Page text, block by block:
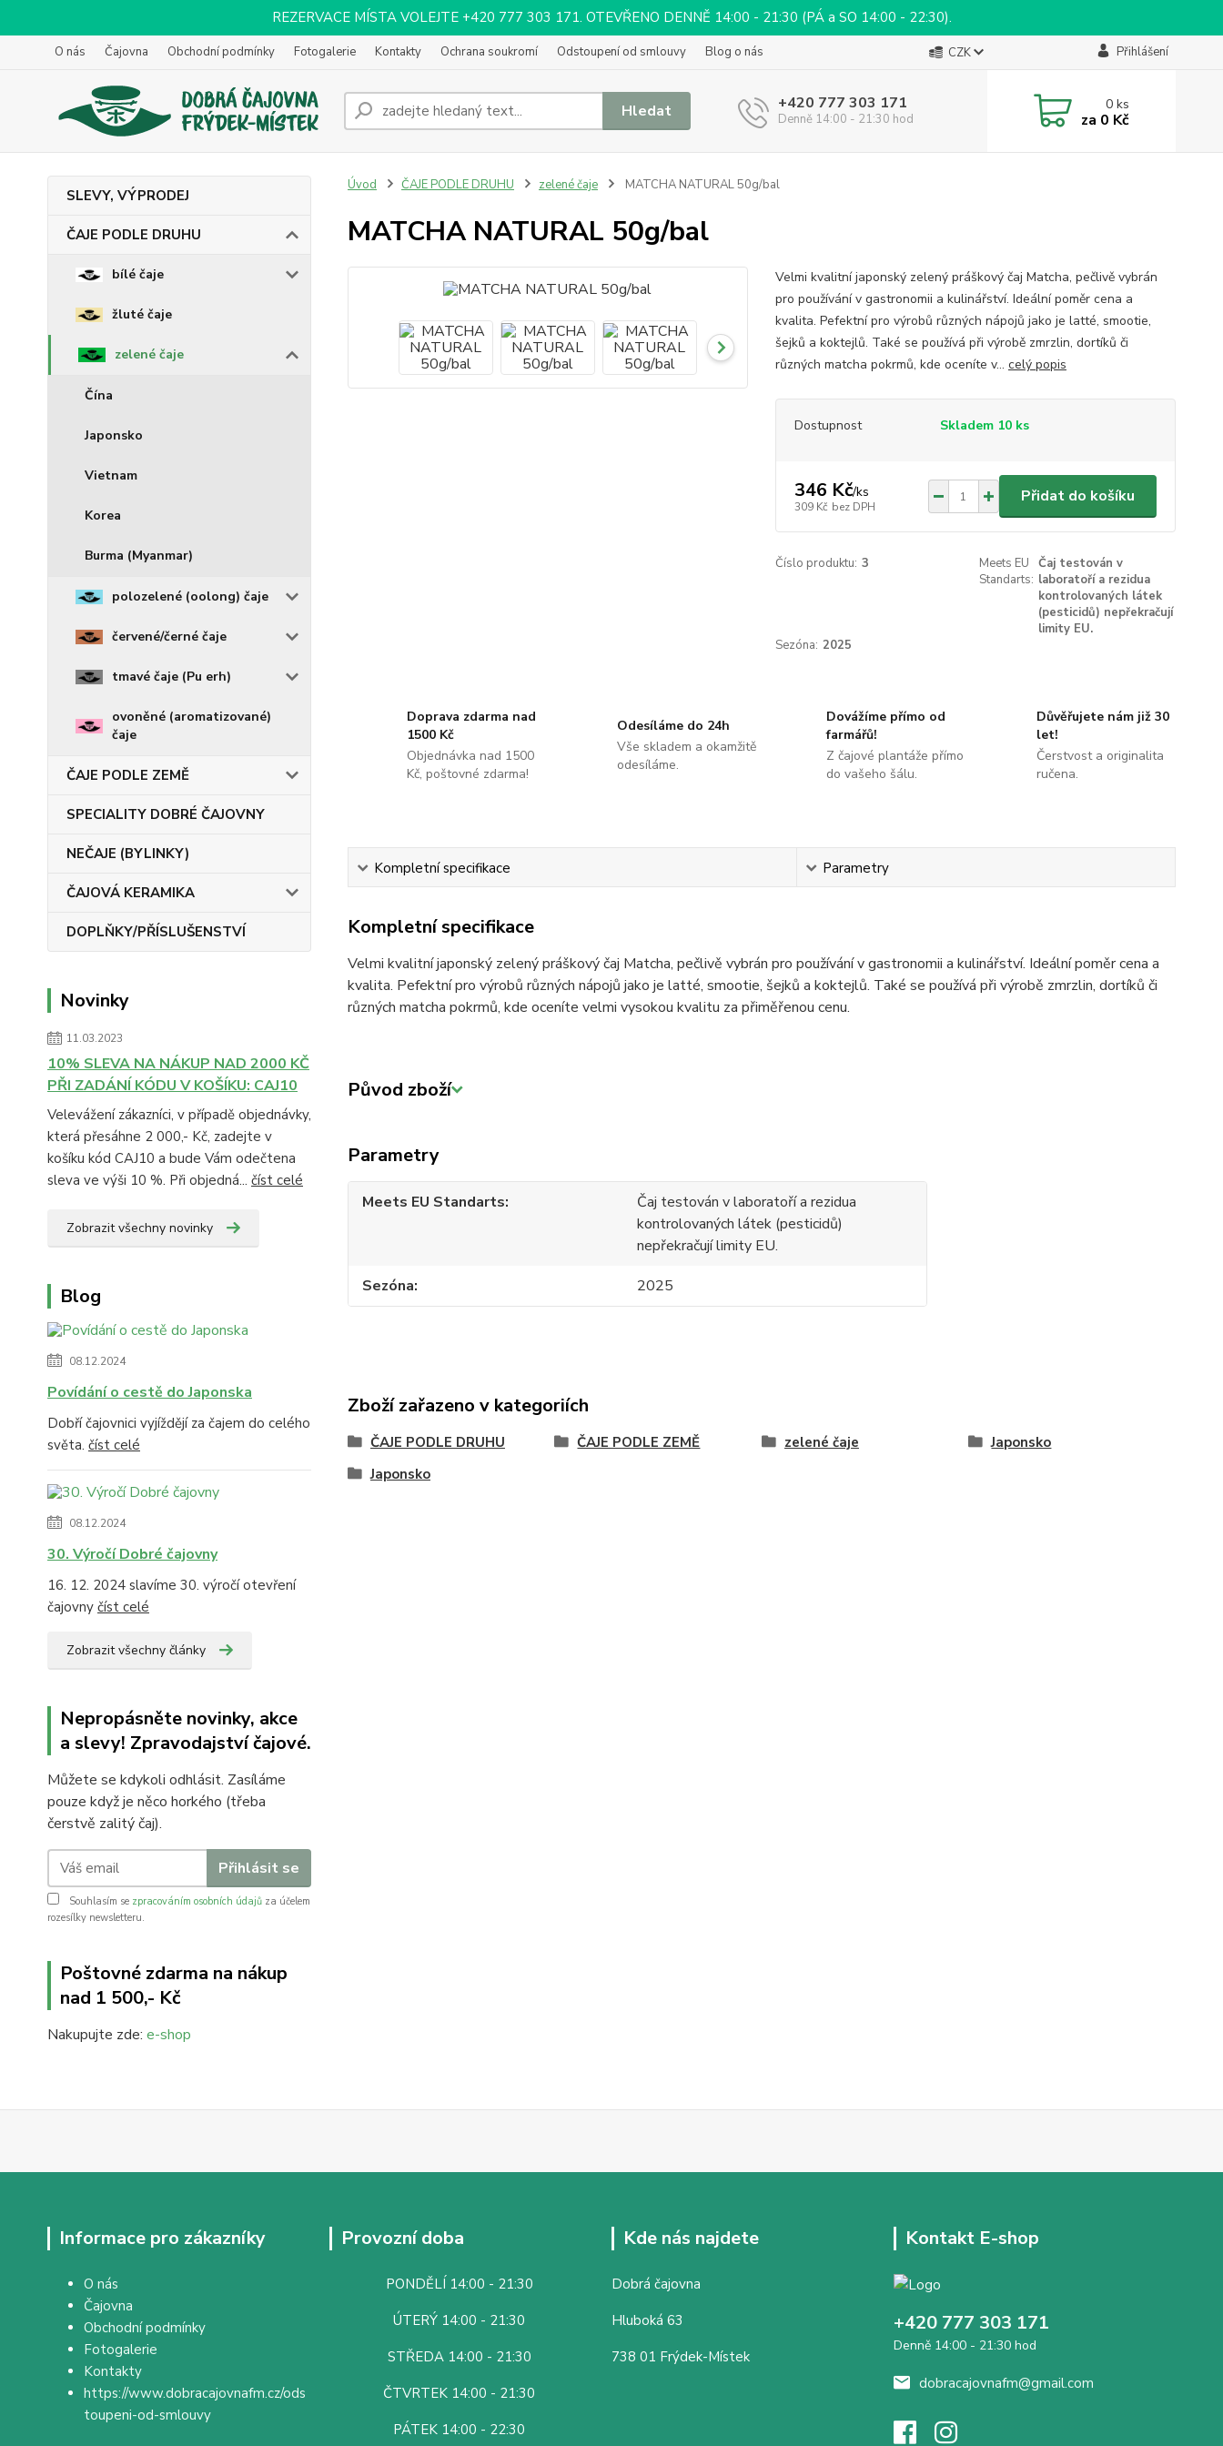
REZERVACE MÍSTA VOLEJTE +420 777 303 171. OTEVŘENO DENNĚ 14:00 - 21:30 (PÁ a SO 14:00 - 22:30).
O nás Čajovna Obchodní podmínky Fotogalerie Kontakty Ochrana soukromí Odstoupení od smlouvy Blog o nás CZK Přihlášení
Hledat +420 777 303 171
Denně 14:00 - 21:30 hod
0ks
za 0 Kč
SLEVY, VÝPRODEJ
ČAJE PODLE DRUHU
bílé čaje
žluté čaje
zelené čaje
Čína
Japonsko
Vietnam
Korea
Burma (Myanmar)
polozelené (oolong) čaje
červené/černé čaje
tmavé čaje (Pu erh)
ovoněné (aromatizované)
čaje
ČAJE PODLE ZEMĚ
SPECIALITY DOBRÉ ČAJOVNY
NEČAJE (BYLINKY)
ČAJOVÁ KERAMIKA
DOPLŇKY/PŘÍSLUŠENSTVÍ
Novinky
11.03.2023
10% SLEVA NA NÁKUP NAD 2000 KČ
PŘI ZADÁNÍ KÓDU V KOŠÍKU: CAJ10
Velevážení zákazníci, v případě objednávky,
která přesáhne 2 000,- Kč, zadejte v
košíku kód CAJ10 a bude Vám odečtena
sleva ve výši 10 %. Při objedná... číst celé
Zobrazit všechny novinky
Blog
08.12.2024
Povídání o cestě do Japonska
Dobří čajovnici vyjíždějí za čajem do celého
světa. číst celé
08.12.2024
30. Výročí Dobré čajovny
16. 12. 2024 slavíme 30. výročí otevření
čajovny číst celé
Zobrazit všechny články
Nepropásněte novinky, akce
a slevy! Zpravodajství čajové.
Můžete se kdykoli odhlásit. Zasíláme
pouze když je něco horkého (třeba
čerstvě zalitý čaj).
Přihlásit se
Souhlasím se zpracováním osobních údajů za účelem
rozesílky newsletteru.
Poštovné zdarma na nákup
nad 1 500,- Kč
Nakupujte zde: e-shop
Úvod ČAJE PODLE DRUHU zelené čaje MATCHA NATURAL 50g/bal
MATCHA NATURAL 50g/bal
Velmi kvalitní japonský zelený práškový čaj Matcha, pečlivě vybrán
pro používání v gastronomii a kulinářství. Ideální poměr cena a
kvalita. Pefektní pro výrobů různých nápojů jako je latté, smootie,
šejků a koktejlů. Také se používá při výrobě zmrzlin, dortíků či
různých matcha pokrmů, kde oceníte v... celý popis
Dostupnost Skladem 10 ks
346 Kč/ks
309 Kč bez DPH
Přidat do košíku
Číslo produktu: 3
Meets EU
Standarts:
Čaj testován v
laboratoří a rezidua
kontrolovaných látek
(pesticidů) nepřekračují
limity EU.
Sezóna: 2025
Doprava zdarma nad
1500 Kč
Objednávka nad 1500
Kč, poštovné zdarma!
Odesíláme do 24h
Vše skladem a okamžitě
odesíláme.
Dovážíme přímo od
farmářů!
Z čajové plantáže přímo
do vašeho šálu.
Důvěřujete nám již 30
let!
Čerstvost a originalita
ručena.
Kompletní specifikace Parametry
Kompletní specifikace
Velmi kvalitní japonský zelený práškový čaj Matcha, pečlivě vybrán pro používání v gastronomii a kulinářství. Ideální poměr cena a
kvalita. Pefektní pro výrobů různých nápojů jako je latté, smootie, šejků a koktejlů. Také se používá při výrobě zmrzlin, dortíků či
různých matcha pokrmů, kde oceníte velmi vysokou kvalitu za přiměřenou cenu.
Původ zboží
Parametry
Meets EU Standarts
Čaj testován v laboratoří a rezidua
kontrolovaných látek (pesticidů)
nepřekračují limity EU.
Sezóna
2025
Zboží zařazeno v kategoriích
ČAJE PODLE DRUHU ČAJE PODLE ZEMĚ zelené čaje
Japonsko
Japonsko
Informace pro zákazníky
O nás
Čajovna
Obchodní podmínky
Fotogalerie
Kontakty
https://www.dobracajovnafm.cz/ods
toupeni-od-smlouvy
Provozní doba
PONDĚLÍ 14:00 - 21:30
ÚTERÝ 14:00 - 21:30
STŘEDA 14:00 - 21:30
ČTVRTEK 14:00 - 21:30
PÁTEK 14:00 - 22:30
Kde nás najdete
Dobrá čajovna
Hluboká 63
738 01 Frýdek-Místek
Kontakt E-shop
+420 777 303 171
Denně 14:00 - 21:30 hod
dobracajovnafm@gmail.com